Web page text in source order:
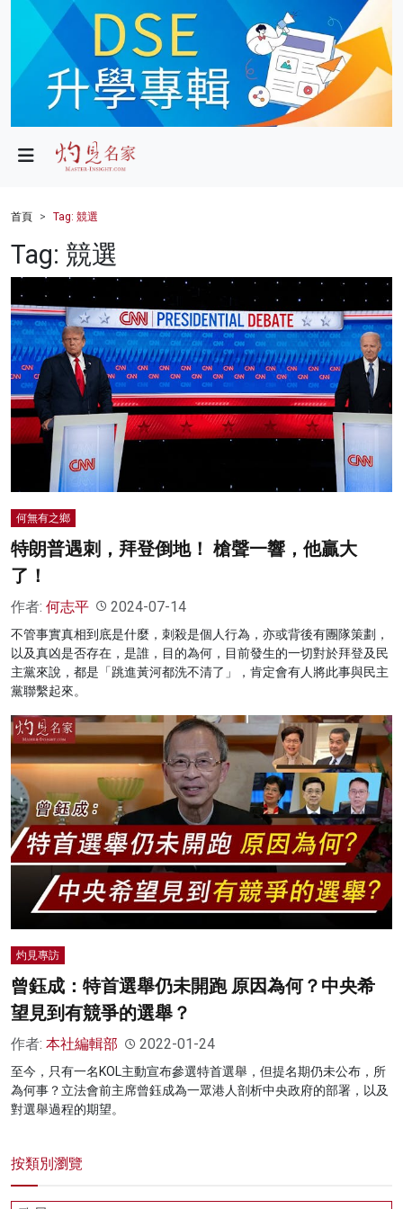
政局
財經
健康
商業
科技
影片
名家榜
灼見活動
首頁 Tag: 競選
Tag: 競選
何無有之鄉
特朗普遇刺，拜登倒地！ 槍聲一響，他贏大
了！
作者: 何志平 2024-07-14
不管事實真相到底是什麼，刺殺是個人行為，亦或背後有團隊策劃，
以及真凶是否存在，是誰，目的為何，目前發生的一切對於拜登及民
主黨來說，都是「跳進黃河都洗不清了」，肯定會有人將此事與民主
黨聯繫起來。
灼見專訪
曾鈺成：特首選舉仍未開跑 原因為何？中央希
望見到有競爭的選舉？
作者: 本社編輯部 2022-01-24
至今，只有一名KOL主動宣布參選特首選舉，但提名期仍未公布，所
為何事？立法會前主席曾鈺成為一眾港人剖析中央政府的部署，以及
對選舉過程的期望。
按類別瀏覽